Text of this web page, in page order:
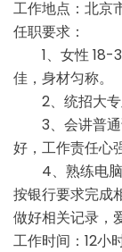
工作地点：北京
任职要求：
1、女性 18-
佳，身材匀称。
2、统招大专
3、会讲普通
好，工作责任心
4、熟练电脑
按银行要求完成
做好相关记录，
工作时间：12小